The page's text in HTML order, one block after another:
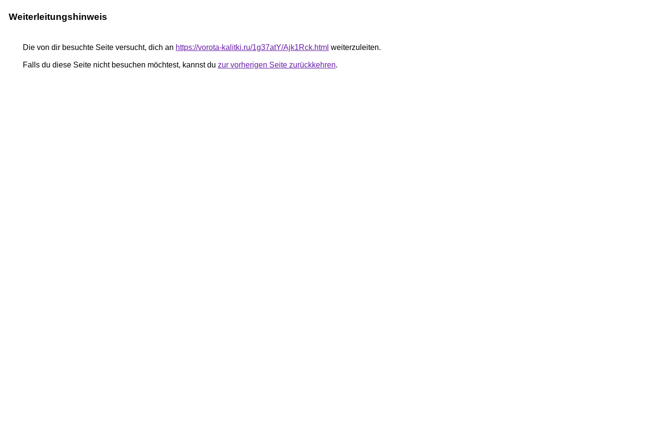
Weiterleitungshinweis
Die von dir besuchte Seite versucht, dich an https://vorota-kalitki.ru/1g37atY/Ajk1Rck.html weiterzuleiten.
Falls du diese Seite nicht besuchen möchtest, kannst du zur vorherigen Seite zurückkehren.